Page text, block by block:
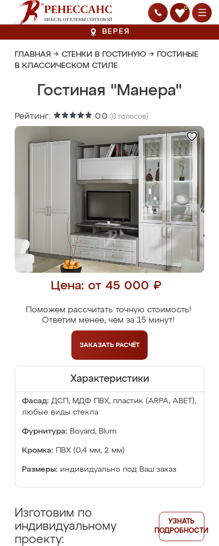
0
ВЕРЕЯ
ГЛАВНАЯ → СТЕНКИ В ГОСТИНУЮ → ГОСТИНЫЕ
В КЛАССИЧЕСКОМ СТИЛЕ
Гостиная "Манера"
Рейтинг: 0.0 (0 голосов)
Цена: от 45 000 ₽
Поможем рассчитать точную стоимость!
Ответим менее, чем за 15 минут!
ЗАКАЗАТЬ РАСЧЁТ
Характеристики
Фасад: ДСП, МДФ ПВХ, пластик (ARPA, ABET),
любые виды стекла
Фурнитура: Boyard, Blum
Кромка: ПВХ (0,4 мм, 2 мм)
Размеры: индивидуально под Ваш заказ
Изготовим по
индивидуальному
проекту:
УЗНАТЬ
ПОДРОБНОСТИ